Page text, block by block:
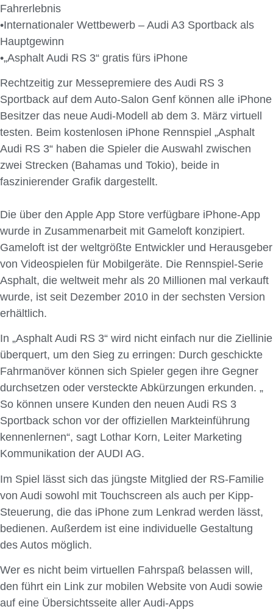
Fahrerlebnis
•Internationaler Wettbewerb – Audi A3 Sportback als
Hauptgewinn
•„Asphalt Audi RS 3“ gratis fürs iPhone
Rechtzeitig zur Messepremiere des Audi RS 3
Sportback auf dem Auto-Salon Genf können alle iPhone
Besitzer das neue Audi-Modell ab dem 3. März virtuell
testen. Beim kostenlosen iPhone Rennspiel „Asphalt
Audi RS 3“ haben die Spieler die Auswahl zwischen
zwei Strecken (Bahamas und Tokio), beide in
faszinierender Grafik dargestellt.
Die über den Apple App Store verfügbare iPhone-App
wurde in Zusammenarbeit mit Gameloft konzipiert.
Gameloft ist der weltgrößte Entwickler und Herausgeber
von Videospielen für Mobilgeräte. Die Rennspiel-Serie
Asphalt, die weltweit mehr als 20 Millionen mal verkauft
wurde, ist seit Dezember 2010 in der sechsten Version
erhältlich.
In „Asphalt Audi RS 3“ wird nicht einfach nur die Ziellinie
überquert, um den Sieg zu erringen: Durch geschickte
Fahrmanöver können sich Spieler gegen ihre Gegner
durchsetzen oder versteckte Abkürzungen erkunden. „
So können unsere Kunden den neuen Audi RS 3
Sportback schon vor der offiziellen Markteinführung
kennenlernen“, sagt Lothar Korn, Leiter Marketing
Kommunikation der AUDI AG.
Im Spiel lässt sich das jüngste Mitglied der RS-Familie
von Audi sowohl mit Touchscreen als auch per Kipp-
Steuerung, die das iPhone zum Lenkrad werden lässt,
bedienen. Außerdem ist eine individuelle Gestaltung
des Autos möglich.
Wer es nicht beim virtuellen Fahrspaß belassen will,
den führt ein Link zur mobilen Website von Audi sowie
auf eine Übersichtsseite aller Audi-Apps